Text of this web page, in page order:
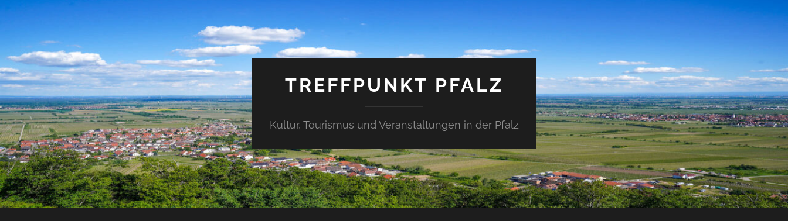
TREFFPUNKT PFALZ
Kultur, Tourismus und Veranstaltungen in der Pfalz